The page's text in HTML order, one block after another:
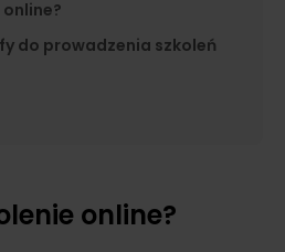
do prowadzenia szkoleń
online?